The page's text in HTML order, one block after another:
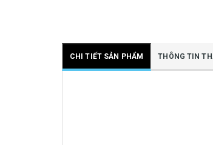
CHI TIẾT SẢN PHẨM THÔNG TIN